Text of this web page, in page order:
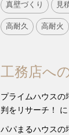
真壁づくり 見
高耐久 高耐火
工務店へ
プライムハウスの
判をリサーチ！
に
パパまるハウスの